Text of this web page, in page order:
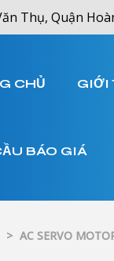
Thụ, Quận
CHỦ GIỚI
BÁO GIÁ
> AC SERVO